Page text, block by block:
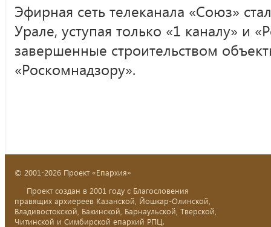
Эфирная сеть телеканала «Союз»
Урале, уступая только «1 каналу» и
завершенные строительством
«Роскомнадзору».
© 2001-2026 Проект «Епархия»
Проект создан в 2001 году с Благословения
правящих архиереев Казанской, Йошкар-Олинской,
Владивостокской, Бакинской, Барнаульской, Тверской,
Читинской и Симбирской епархий РПЦ.